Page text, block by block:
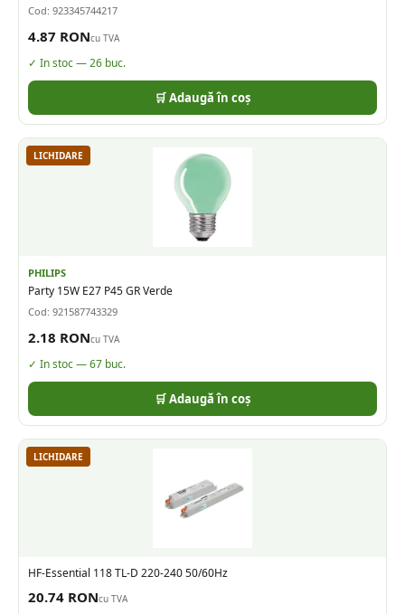
Cod: 923345744217
4.87 RONcu TVA
✓ In stoc —26 buc.
🛒 Adaugă în coș
LICHIDARE
PHILIPS
Party 15W E27 P45 GR Verde
Cod: 921587743329
2.18 RONcu TVA
✓ In stoc —67 buc.
🛒 Adaugă în coș
LICHIDARE
HF-Essential 118 TL-D 220-240 50/60Hz
20.74 RONcu TVA